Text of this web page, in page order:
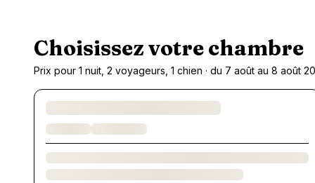
Choisissez votre chambre
Prix pour 1 nuit, 2 voyageurs, 1 chien · du 7 août au 8 août
Chargement des chambres et des formules…